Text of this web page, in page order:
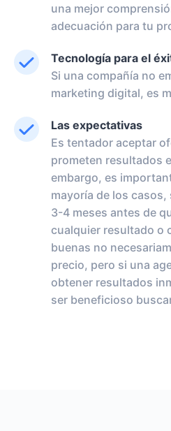
una mejor
adecuación para tu
Tecnología para el
Si una compañía no
marketing digital, es
Las expectativas
Es tentador aceptar
prometen resultados
embargo, es
mayoría de los casos,
3-4 meses antes de
cualquier resultado o
buenas no
precio, pero si una
obtener resultados
ser beneficioso